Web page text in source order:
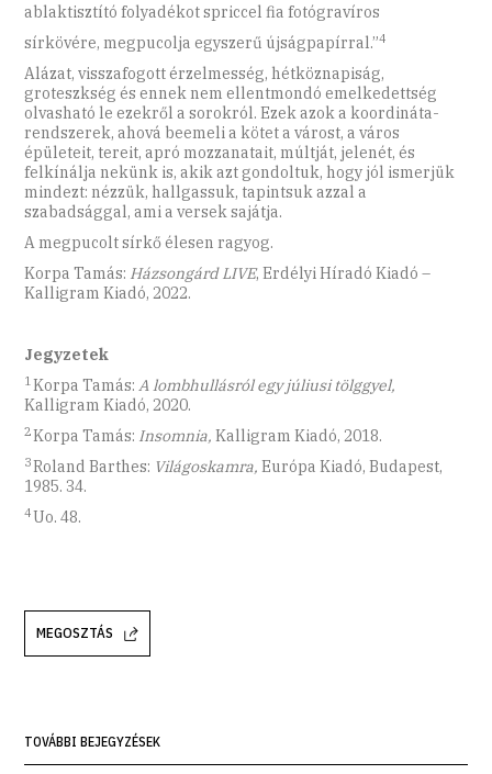
ablaktisztító folyadékot spriccel fia fotógravíros
sírkövére, megpucolja egyszerű újságpapírral.”4
Alázat, visszafogott érzelmesség, hétköznapiság,
groteszkség és ennek nem ellentmondó emelkedettség
olvasható le ezekről a sorokról. Ezek azok a koordináta-
rendszerek, ahová beemeli a kötet a várost, a város
épületeit, tereit, apró mozzanatait, múltját, jelenét, és
felkínálja nekünk is, akik azt gondoltuk, hogy jól ismerjük
mindezt: nézzük, hallgassuk, tapintsuk azzal a
szabadsággal, ami a versek sajátja.
A megpucolt sírkő élesen ragyog.
Korpa Tamás: Házsongárd LIVE, Erdélyi Híradó Kiadó –
Kalligram Kiadó, 2022.
Jegyzetek
1Korpa Tamás:A lombhullásról egy júliusi tölggyel,
Kalligram Kiadó, 2020.
2Korpa Tamás: Insomnia,Kalligram Kiadó, 2018.
3Roland Barthes: Világoskamra,Európa Kiadó, Budapest,
1985. 34.
4Uo. 48.
MEGOSZTÁS
TOVÁBBI BEJEGYZÉSEK